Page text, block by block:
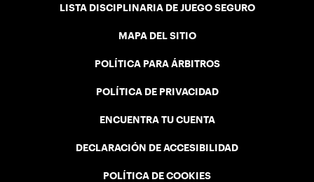
LISTA DISCIPLINARIA DE JUEGO SEGURO
MAPA DEL SITIO
POLÍTICA PARA ÁRBITROS
POLÍTICA DE PRIVACIDAD
ENCUENTRA TU CUENTA
DECLARACIÓN DE ACCESIBILIDAD
POLÍTICA DE COOKIES